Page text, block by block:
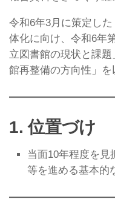
令和6年3月に策定し
体化に向け、令和6年
立図書館の現状と課
館再整備の方向性」を
1. 位置づけ
当面10年程度を見
等を進める基本的